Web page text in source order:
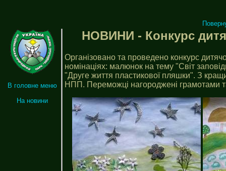
В головне меню
На новини
НОВИНИ - Конкурс
Організовано та проведено конкурс
номінаціях: малюнок на тему "Світ
"Друге життя пластикової пляшки". З
НПП. Переможці нагороджені грамотами